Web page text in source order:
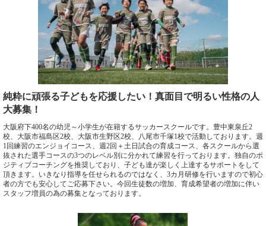
純粋に頑張る子どもを応援したい！真面目で明るい性格の人
大募集！
大阪府下400名の幼児～小学生が在籍するサッカースクールです。豊中東泉丘2
校、大阪市福島区2校、大阪市生野区2校、八尾市千塚1校で活動しております。週
1回練習のエンジョイコース、週2回＋土日試合の育成コース、各スクールから選
抜された選手コースの3つのレベル別に分かれて練習を行っております。独自のポ
ジティブコーチングを推奨しており、子ども達が楽しく上達するサポートをして
頂きます。いきなり指導を任せられるのではなく、3カ月研修を行いますので初心
者の方でも安心してご応募下さい。今回生徒数の増加、育成希望者の増加に伴い
スタッフ増員の為の募集となっております。